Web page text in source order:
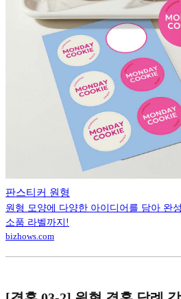
판스티커 원형
원형 모양에 다양한 아이디어를 담아 완
소품 라벨까지!
bizhows.com